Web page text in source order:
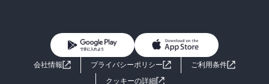
ライトノベル 男子向けラノベ
小説
よくあるご質問 お問い合わせ
会社情報 プライバシーポリシー
ご利用条件
クッキーの詳細